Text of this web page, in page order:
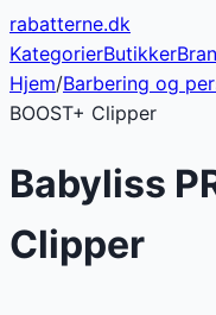
rabatterne.dk
KategorierButikker
Hjem/Barbering og
BOOST+ Clipper
Babyliss
Clipper